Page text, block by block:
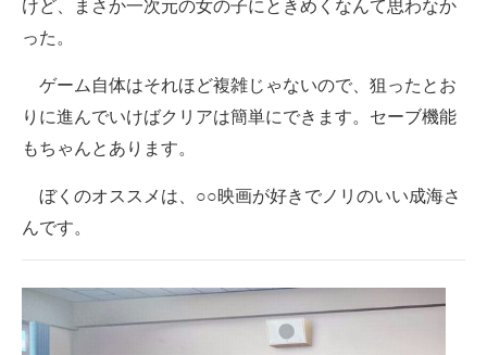
けど、まさか一次元の女の子にときめくなんて思わなか
った。
ゲーム自体はそれほど複雑じゃないので、狙ったとお
りに進んでいけばクリアは簡単にできます。セーブ機能
もちゃんとあります。
ぼくのオススメは、○○映画が好きでノリのいい成海さ
んです。